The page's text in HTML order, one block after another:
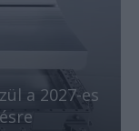
a 2027-es